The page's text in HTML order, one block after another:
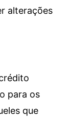
alterações
para os
que